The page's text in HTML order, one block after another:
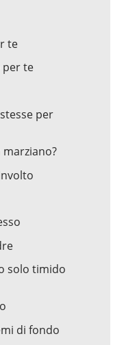
te
per te
per
solo timido
di fondo